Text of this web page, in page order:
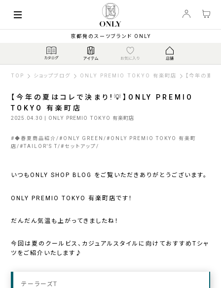
京都発のスーツブランド ONLY
TOP ショップブログ ONLY PREMIO TOKYO 有楽町店 【今年の夏
【今年の夏はコレで決まり!💡】ONLY PREMIO
TOKYO 有楽町店
2025.04.30 | ONLY PREMIO TOKYO 有楽町店
#◆春夏商品紹介 # ONLY GREEN # ONLY PREMIO TOKYO 有楽町
店 #TAILOR'S T #セットアップ
いつもONLY SHOP BLOG をご覧いただきありがとうございます。
ONLY PREMIO TOKYO 有楽町店です！
だんだん気温も上がってきましたね！
今回は夏のクールビス、 カジュアルスタイルに向けておすすめTシャ
ツをご紹介いたします♪
テーラーズT